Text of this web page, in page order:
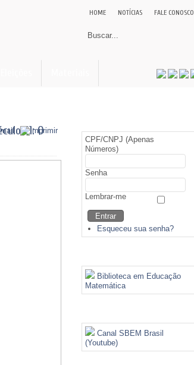
HOME NOTÍCIAS FALE CONOSCO
21: O
CPF/CNPJ (Apenas
Números)
Senha
Lembrar-me
Esqueceu sua senha?
Biblioteca em Educação
Matemática
Canal SBEM Brasil
(Youtube)